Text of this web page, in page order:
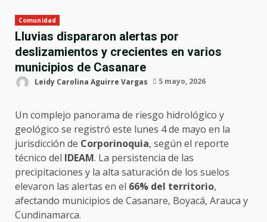
Comunidad
Lluvias dispararon alertas por
deslizamientos y crecientes en varios
municipios de Casanare
Leidy Carolina Aguirre Vargas 5 mayo, 2026
Un complejo panorama de riesgo hidrológico y
geológico se registró este lunes 4 de mayo en la
jurisdicción de Corporinoquia, según el reporte
técnico del IDEAM. La persistencia de las
precipitaciones y la alta saturación de los suelos
elevaron las alertas en el 66% del territorio,
afectando municipios de Casanare, Boyacá, Arauca y
Cundinamarca.